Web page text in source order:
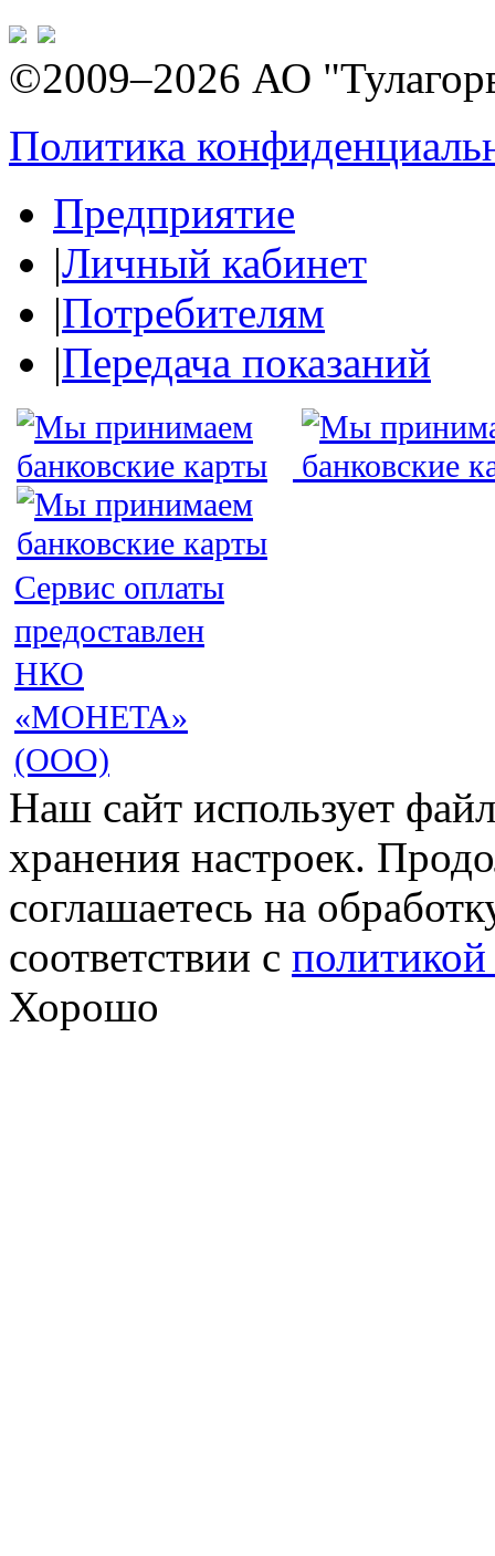
©2009–2026 АО
Политика
Предприятие
|Личный кабинет
|Потребителям
|Передача показаний
Сервис оплаты
предоставлен
НКО
«МОНЕТА»
(ООО)
Наш сайт использует
хранения настроек.
соглашаетесь на
соответствии с
Хорошо